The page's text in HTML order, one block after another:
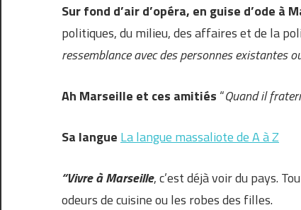
Sur fond d’air d’opéra, en guise d’ode à
politiques, du milieu, des affaires et de la
ressemblance avec des personnes existantes
Ah Marseille et ces amitiés “Quand il
Sa langue La langue massaliote de A à Z
“Vivre à Marseille, c’est déjà voir du pays.
odeurs de cuisine ou les robes des filles.